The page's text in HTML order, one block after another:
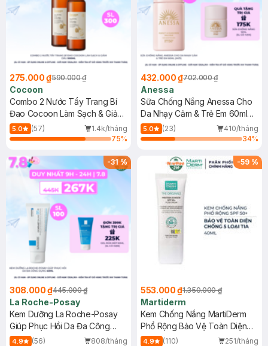
275.000 ₫590.000 ₫
Cocoon
Combo 2 Nước Tẩy Trang Bí
Đao Cocoon Làm Sạch & Giảm
Dầu 500ml
5.0 (57)
1.4k/tháng
75%
432.000 ₫702.000 ₫
Anessa
Sữa Chống Nắng Anessa Cho
Da Nhạy Cảm & Trẻ Em 60ml
(Mới)
5.0 (23)
410/tháng
34%
-31%
308.000 ₫445.000 ₫
La Roche-Posay
Kem Dưỡng La Roche-Posay
Giúp Phục Hồi Da Đa Công
Dụng 40ml
4.9 (56)
808/tháng
-59 %
553.000 ₫1.350.000 ₫
Martiderm
Kem Chống Nắng MartiDerm
Phổ Rộng Bảo Vệ Toàn Diện
40ml
4.9 (110)
251/tháng